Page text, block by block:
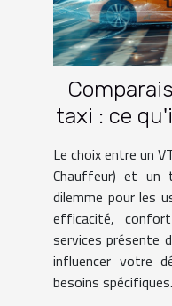
taxi : ce
faire
Le choix entre un
Chauffeur) et un
dilemme pour les
efficacité,
services présente
influencer votre
besoins